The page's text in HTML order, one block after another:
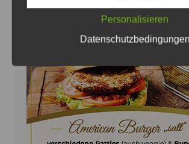
Personalisieren
Datenschutzbedingungen